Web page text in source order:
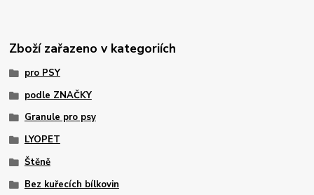
Zboží zařazeno v kategoriích
pro PSY
podle ZNAČKY
Granule pro psy
LYOPET
Štěně
Bez kuřecích bílkovin